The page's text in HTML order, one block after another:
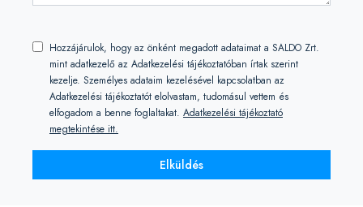
Hozzájárulok, hogy az önként megadott adataimat a SALDO Zrt.
mint adatkezelő az Adatkezelési tájékoztatóban írtak szerint
kezelje. Személyes adataim kezelésével kapcsolatban az
Adatkezelési tájékoztatót elolvastam, tudomásul vettem és
elfogadom a benne foglaltakat. Adatkezelési tájékoztató
megtekintése itt.
Elküldés